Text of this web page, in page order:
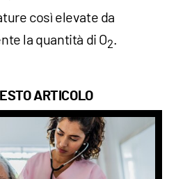
così elevate da
la quantità di O2.
ARTICOLO